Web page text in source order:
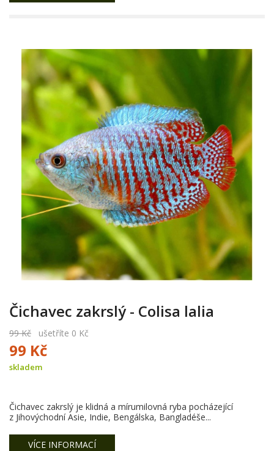
Čichavec zakrslý - Colisa lalia
99 Kč ušetříte 0 Kč
99 Kč
skladem
Čichavec zakrslý je klidná a mírumilovná ryba pocházející
z Jihovýchodní Asie, Indie, Bengálska, Bangladéše...
VÍCE INFORMACÍ